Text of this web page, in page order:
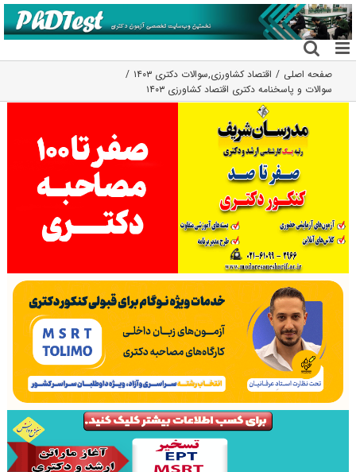
رفتن
به
محتوا
صفحه اصلی اقتصاد کشاورزی,سوالات دکتری ۱۴۰۳
سوالات و پاسخنامه دکتری اقتصاد کشاورزی ۱۴۰۳